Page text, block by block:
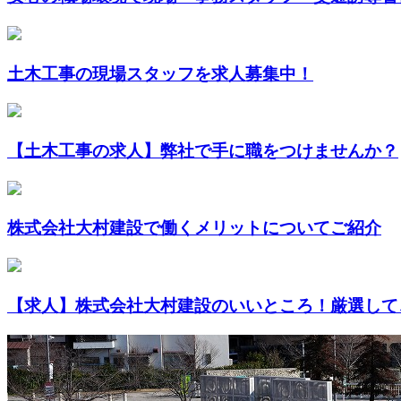
土木工事の現場スタッフを求人募集中！
【土木工事の求人】弊社で手に職をつけませんか？
株式会社大村建設で働くメリットについてご紹介
【求人】株式会社大村建設のいいところ！厳選し